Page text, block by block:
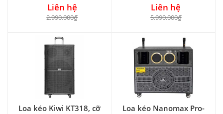
Liên hệ
2.990.000₫
Liên hệ
5.990.000₫
Loa kéo Kiwi KT318, cỡ
Loa kéo Nanomax Pro-